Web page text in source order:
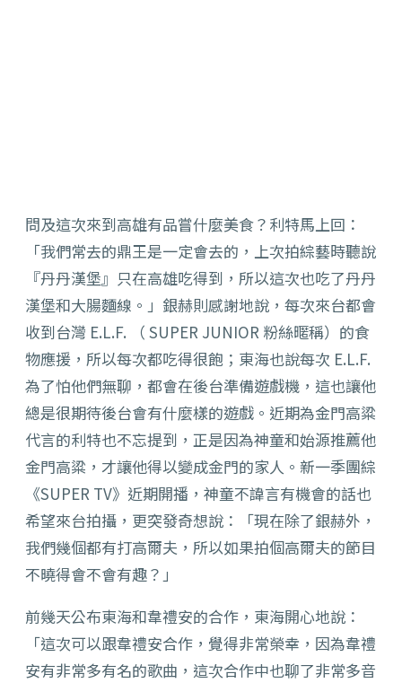
問及這次來到高雄有品嘗什麼美食？利特馬上回：
「我們常去的鼎王是一定會去的，上次拍綜藝時聽說
『丹丹漢堡』只在高雄吃得到，所以這次也吃了丹丹
漢堡和大腸麵線。」銀赫則感謝地說，每次來台都會
收到台灣 E.L.F. （ SUPER JUNIOR 粉絲暱稱）的食
物應援，所以每次都吃得很飽；東海也說每次 E.L.F.
為了怕他們無聊，都會在後台準備遊戲機，這也讓他
總是很期待後台會有什麼樣的遊戲。近期為金門高粱
代言的利特也不忘提到，正是因為神童和始源推薦他
金門高粱，才讓他得以變成金門的家人。新一季團綜
《SUPER TV》近期開播，神童不諱言有機會的話也
希望來台拍攝，更突發奇想說：「現在除了銀赫外，
我們幾個都有打高爾夫，所以如果拍個高爾夫的節目
不曉得會不會有趣？」
前幾天公布東海和韋禮安的合作，東海開心地說：
「這次可以跟韋禮安合作，覺得非常榮幸，因為韋禮
安有非常多有名的歌曲，這次合作中也聊了非常多音